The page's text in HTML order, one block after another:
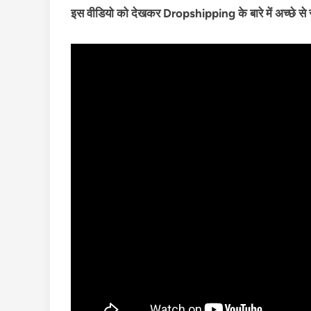
इस वीडियो को देखकर Dropshipping के बारे में अच्छे से